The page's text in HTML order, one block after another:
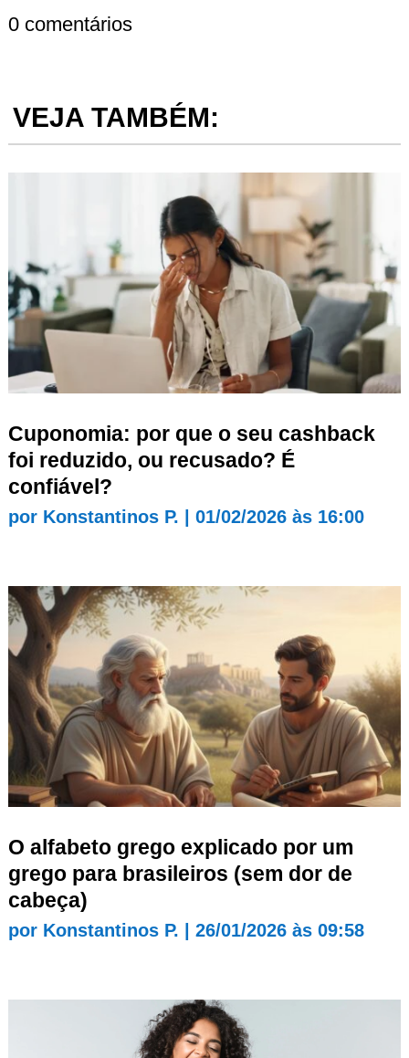
0 comentários
VEJA TAMBÉM:
Cuponomia: por que o seu cashback
foi reduzido, ou recusado? É
confiável?
por Konstantinos P. 01/02/2026 às 16:00
O alfabeto grego explicado por um
grego para brasileiros (sem dor de
cabeça)
por Konstantinos P. 26/01/2026 às 09:58